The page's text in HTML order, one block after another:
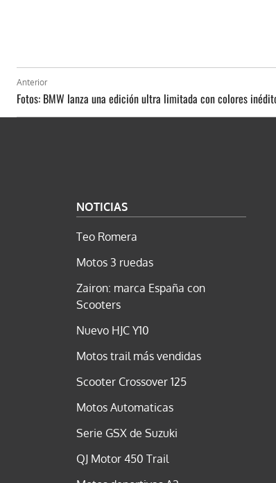
Anterior
Fotos: BMW lanza una edición ultra limitada con colores
NOTICIAS
Teo Romera
Motos 3 ruedas
Zairon: marca España con
Scooters
Nuevo HJC Y10
Motos trail más vendidas
Scooter Crossover 125
Motos Automaticas
Serie GSX de Suzuki
QJ Motor 450 Trail